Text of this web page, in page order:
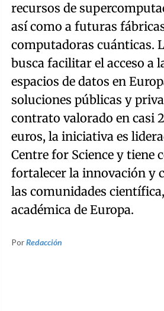
recursos de
así como a futuras
computadoras cuánticas.
busca facilitar el acceso a
espacios de datos en
soluciones públicas y
contrato valorado en casi
euros, la iniciativa es
Centre for Science y tiene
fortalecer la innovación y
las comunidades
académica de Europa.
PorRedacción